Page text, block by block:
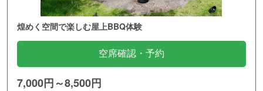
煌めく空間で楽しむ屋上BBQ体験
空席確認・予約
7,000円～8,500円